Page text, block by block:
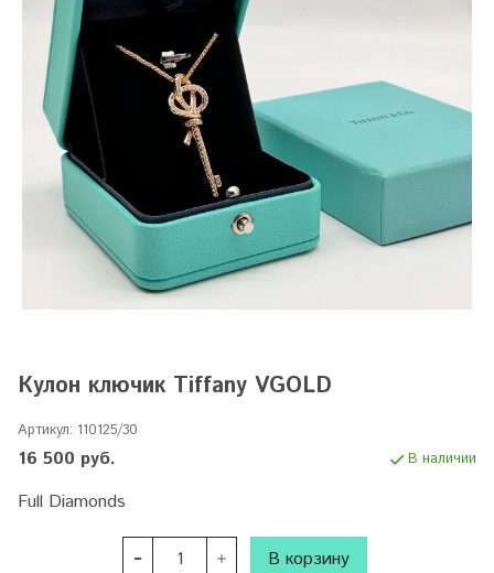
Кулон ключик Tiffany VGOLD
Артикул: 110125/30
16 500 руб. В наличии
Full Diamonds
В корзину